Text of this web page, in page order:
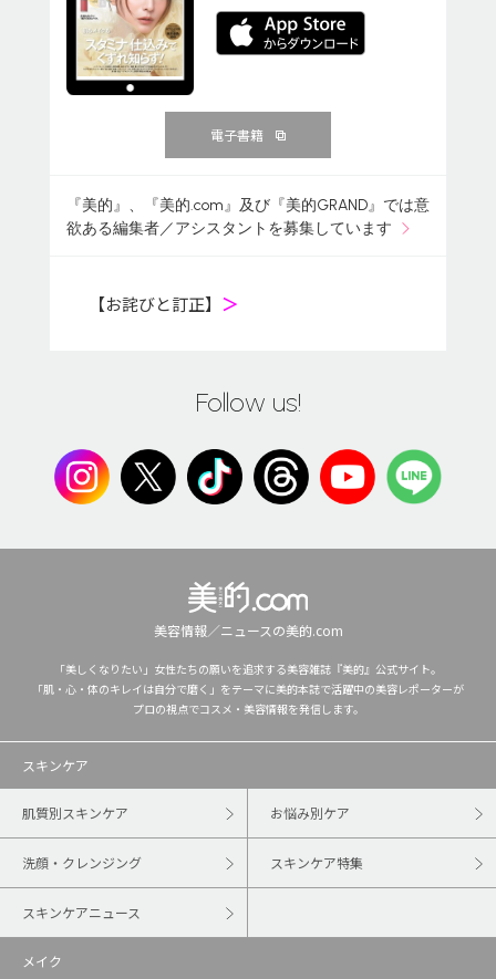
電子書籍
『美的』、『美的.com』及び『美的GRAND』では意
欲ある編集者／アシスタントを募集しています
【お詫びと訂正】 ＞
Follow us!
美容情報／ニュースの美的.com
「美しくなりたい」女性たちの願いを追求する美容雑誌『美的』公式サイト。
「肌・心・体のキレイは自分で磨く」をテーマに美的本誌で活躍中の美容レポーターが
プロの視点でコスメ・美容情報を発信します。
スキンケア
肌質別スキンケア お悩み別ケア
洗顔・クレンジング スキンケア特集
スキンケアニュース
メイク